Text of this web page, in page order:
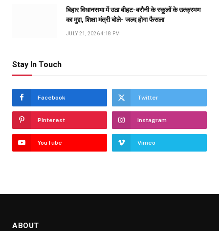
बिहार विधानसभा में उठा बीहट-बरौनी के स्कूलों के उत्क्रमण
का मुद्दा, शिक्षा मंत्री बोले- जल्द होगा फैसला
JULY 21, 2026 4:18 PM
Stay In Touch
Facebook Twitter
Pinterest Instagram
YouTube Vimeo
ABOUT